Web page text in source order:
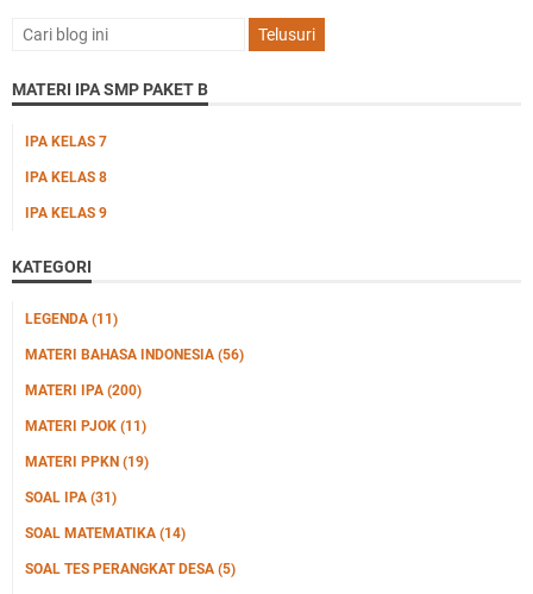
MATERI IPA SMP PAKET B
IPA KELAS 7
IPA KELAS 8
IPA KELAS 9
KATEGORI
LEGENDA (11)
MATERI BAHASA INDONESIA (56)
MATERI IPA (200)
MATERI PJOK (11)
MATERI PPKN (19)
SOAL IPA (31)
SOAL MATEMATIKA (14)
SOAL TES PERANGKAT DESA (5)